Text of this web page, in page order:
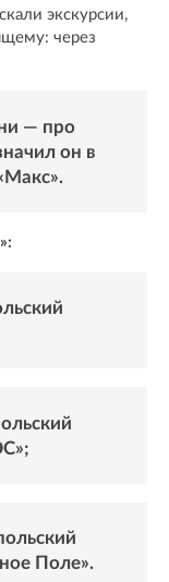
экскурсии,
через
— про
он в
Поле».